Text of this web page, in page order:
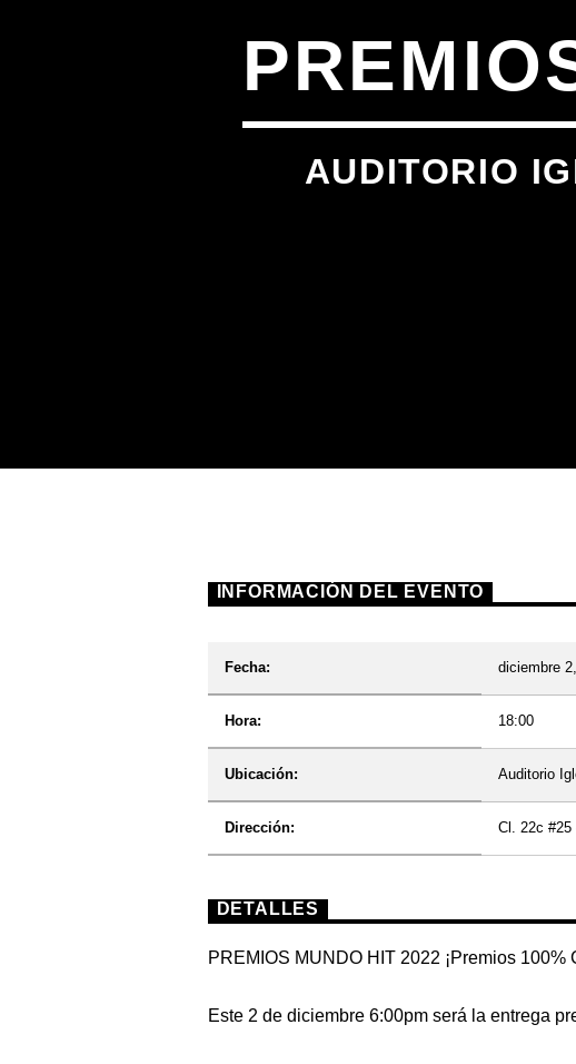
AUDITORIO
INFORMACIÓN DEL EVENTO
Fecha: diciembre
Hora: 18:00
Ubicación: Auditorio
Dirección: Cl. 22c #25
DETALLES
PREMIOS MUNDO HIT 2022 ¡Premios 100%
Este 2 de diciembre 6:00pm será la entrega